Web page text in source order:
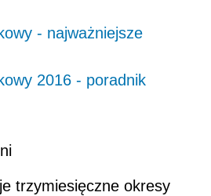
- najważniejsze
2016 - poradnik
trzymiesięczne okresy